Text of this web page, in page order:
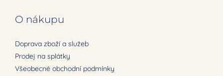
O nákupu
Doprava zboží a služeb
Prodej na splátky
Všeobecné obchodní podmínky